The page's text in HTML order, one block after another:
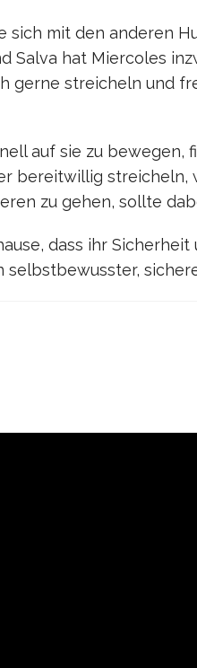
sich mit den anderen
Salva hat Miercoles
gerne streicheln und
auf sie zu
bereitwillig streicheln,
zu gehen, sollte
dass ihr
selbstbewusster,